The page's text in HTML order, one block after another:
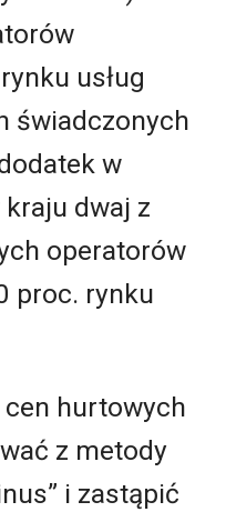
usług
świadczonych
w
dwaj z
operatorów
proc. rynku
cen hurtowych
z metody
i zastąpić